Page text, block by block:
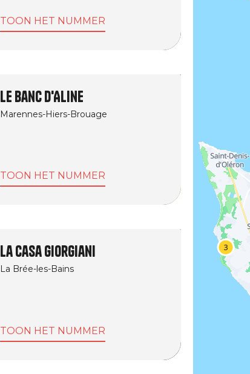
TOON HET NUMMER
Le Banc d'Aline
Marennes-Hiers-Brouage
TOON HET NUMMER
La Casa Giorgiani
La Brée-les-Bains
TOON HET NUMMER